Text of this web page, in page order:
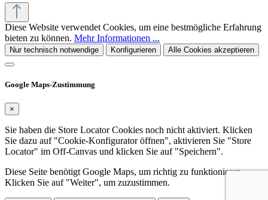
Diese Website verwendet Cookies, um eine bestmögliche Erfahrung
bieten zu können. Mehr Informationen ...
Nur technisch notwendige Konfigurieren Alle Cookies akzeptieren
Google Maps-Zustimmung
×
Sie haben die Store Locator Cookies noch nicht aktiviert. Klicken
Sie dazu auf "Cookie-Konfigurator öffnen", aktivieren Sie "Store
Locator" im Off-Canvas und klicken Sie auf "Speichern".
Diese Seite benötigt Google Maps, um richtig zu funktionieren.
Klicken Sie auf "Weiter", um zuzustimmen.